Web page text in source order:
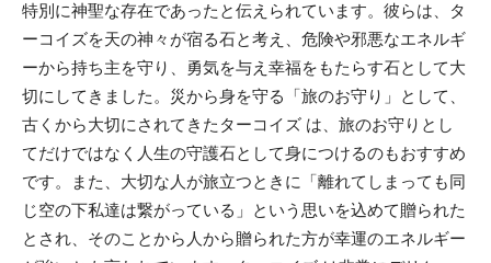
特別に神聖な存在であったと伝えられています。彼らは、タ
ーコイズを天の神々が宿る石と考え、危険や邪悪なエネルギ
ーから持ち主を守り、勇気を与え幸福をもたらす石として大
切にしてきました。災から身を守る「旅のお守り」として、
古くから大切にされてきたターコイズ は、旅のお守りとし
てだけではなく人生の守護石として身につけるのもおすすめ
です。また、大切な人が旅立つときに「離れてしまっても同
じ空の下私達は繋がっている」という思いを込めて贈られた
とされ、そのことから人から贈られた方が幸運のエネルギー